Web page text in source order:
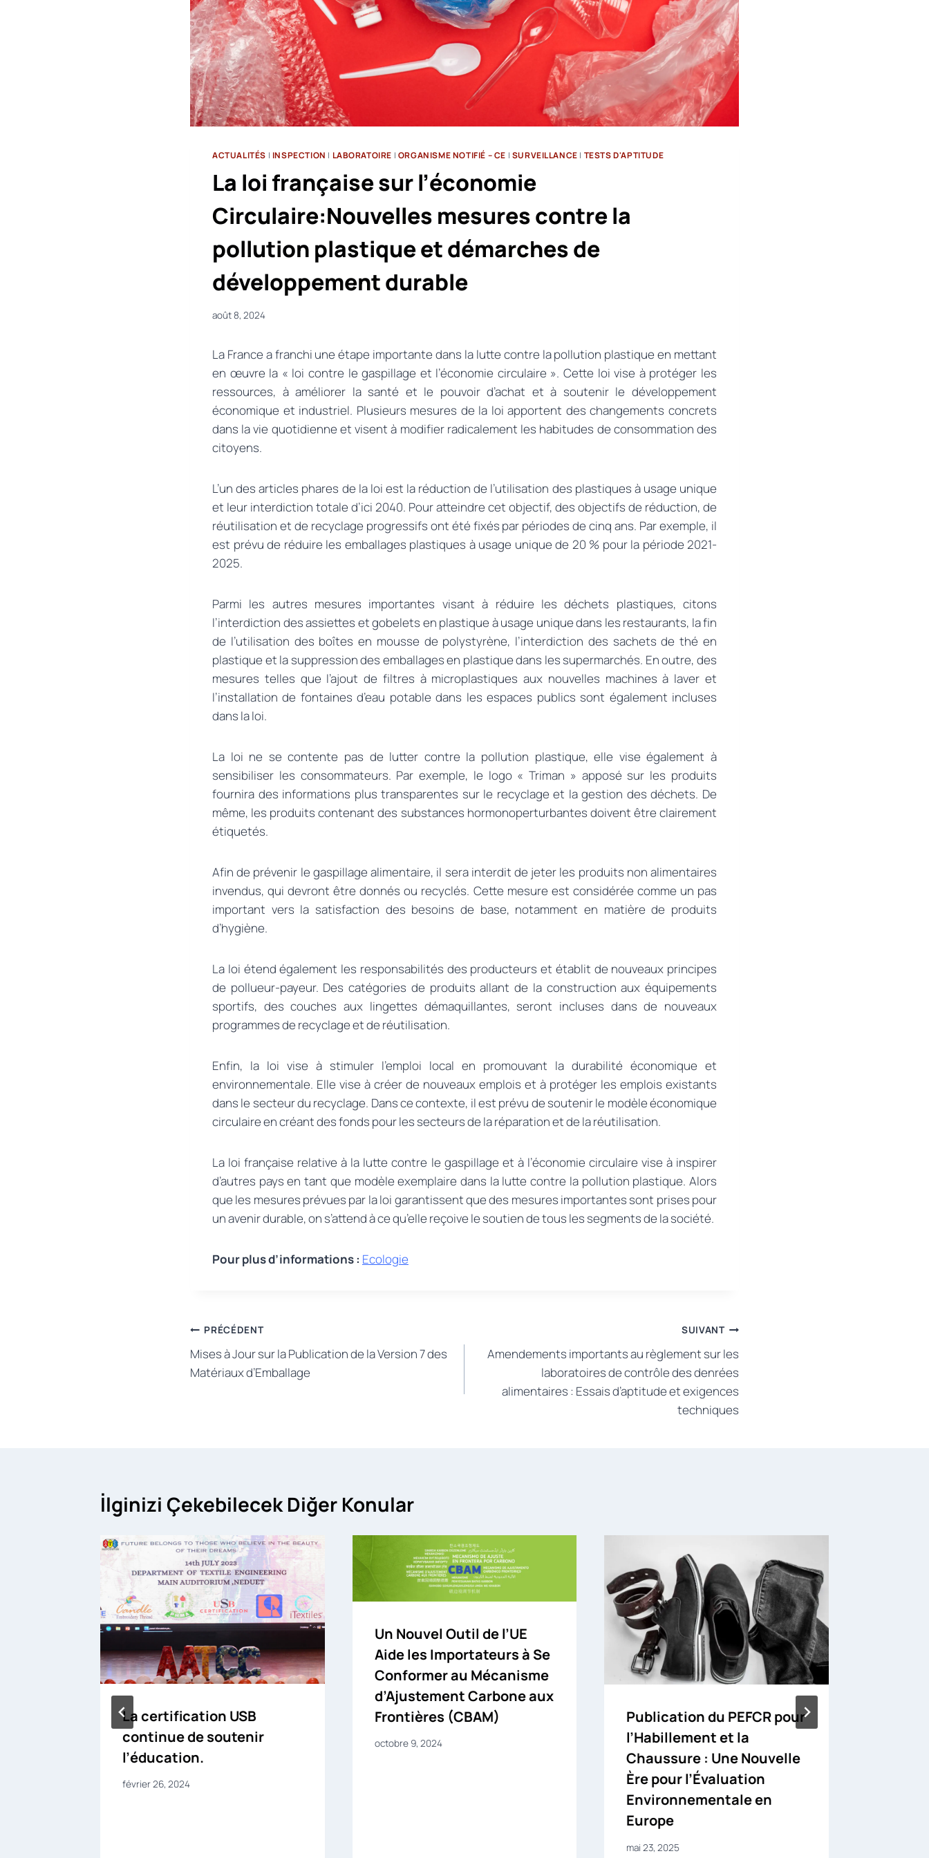
ACTUALITÉS | INSPECTION | LABORATOIRE | ORGANISME NOTIFIÉ – CE | SURVEILLANCE | TESTS D'APTITUDE
La loi française sur l’économie
Circulaire:Nouvelles mesures contre la
pollution plastique et démarches de
développement durable
août 8, 2024
La France a franchi une étape importante dans la lutte contre la pollution plastique en mettant
en œuvre la « loi contre le gaspillage et l’économie circulaire ». Cette loi vise à protéger les
ressources, à améliorer la santé et le pouvoir d’achat et à soutenir le développement
économique et industriel. Plusieurs mesures de la loi apportent des changements concrets
dans la vie quotidienne et visent à modifier radicalement les habitudes de consommation des
citoyens.
L’un des articles phares de la loi est la réduction de l’utilisation des plastiques à usage unique
et leur interdiction totale d’ici 2040. Pour atteindre cet objectif, des objectifs de réduction, de
réutilisation et de recyclage progressifs ont été fixés par périodes de cinq ans. Par exemple, il
est prévu de réduire les emballages plastiques à usage unique de 20 % pour la période 2021-
2025.
Parmi les autres mesures importantes visant à réduire les déchets plastiques, citons
l’interdiction des assiettes et gobelets en plastique à usage unique dans les restaurants, la fin
de l’utilisation des boîtes en mousse de polystyrène, l’interdiction des sachets de thé en
plastique et la suppression des emballages en plastique dans les supermarchés. En outre, des
mesures telles que l’ajout de filtres à microplastiques aux nouvelles machines à laver et
l’installation de fontaines d’eau potable dans les espaces publics sont également incluses
dans la loi.
La loi ne se contente pas de lutter contre la pollution plastique, elle vise également à
sensibiliser les consommateurs. Par exemple, le logo « Triman » apposé sur les produits
fournira des informations plus transparentes sur le recyclage et la gestion des déchets. De
même, les produits contenant des substances hormonoperturbantes doivent être clairement
étiquetés.
Afin de prévenir le gaspillage alimentaire, il sera interdit de jeter les produits non alimentaires
invendus, qui devront être donnés ou recyclés. Cette mesure est considérée comme un pas
important vers la satisfaction des besoins de base, notamment en matière de produits
d’hygiène.
La loi étend également les responsabilités des producteurs et établit de nouveaux principes
de pollueur-payeur. Des catégories de produits allant de la construction aux équipements
sportifs, des couches aux lingettes démaquillantes, seront incluses dans de nouveaux
programmes de recyclage et de réutilisation.
Enfin, la loi vise à stimuler l’emploi local en promouvant la durabilité économique et
environnementale. Elle vise à créer de nouveaux emplois et à protéger les emplois existants
dans le secteur du recyclage. Dans ce contexte, il est prévu de soutenir le modèle économique
circulaire en créant des fonds pour les secteurs de la réparation et de la réutilisation.
La loi française relative à la lutte contre le gaspillage et à l’économie circulaire vise à inspirer
d’autres pays en tant que modèle exemplaire dans la lutte contre la pollution plastique. Alors
que les mesures prévues par la loi garantissent que des mesures importantes sont prises pour
un avenir durable, on s’attend à ce qu’elle reçoive le soutien de tous les segments de la société.
Pour plus d’informations : Ecologie
Navigation
de
PRÉCÉDENT
Mises à Jour sur la Publication de la Version 7 des
Matériaux d’Emballage
SUIVANT
Amendements importants au règlement sur les
laboratoires de contrôle des denrées
alimentaires : Essais d’aptitude et exigences
techniques
İlginizi Çekebilecek Diğer Konular
La certification USB
continue de soutenir
l’éducation.
février 26, 2024
Un Nouvel Outil de l’UE
Aide les Importateurs à Se
Conformer au Mécanisme
d’Ajustement Carbone aux
Frontières (CBAM)
octobre 9, 2024
Publication du PEFCR pour
l’Habillement et la
Chaussure : Une Nouvelle
Ère pour l’Évaluation
Environnementale en
Europe
mai 23, 2025